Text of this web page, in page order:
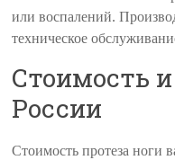
или воспалений.
техническое
Стоимость
России
Стоимость протеза ноги